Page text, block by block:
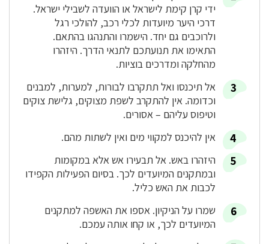
ידי קרן קימת לישראל או הוועדה לשבילי ישראל.
דרכי היער מיועדות לכלי רכב, להולכי רגל
ולרוכבים גם יחד. הישמרו והתנהגו בהתאם.
התאימו את תנועתכם לתנאי הדרך. היזהרו
מהחלקה ומדרכים בוציות.
אל תיכנסו ואל תתקרבו לבורות, למערות, למבנים
וכדומה. אין להתקרב לשפת מצוקים, גלישת צוקים
וטיפוס עליהם – אסורים.
אין להיכנס למקווי מים ואין לשתות מהם.
היזהרו באש. אל תבעירו אש אלא במקומות
ובמתקנים המיועדים לכך. בסיום הפעילות הקפידו
לכבות את האש כליל.
שמרו על הניקיון. אספו את האשפה למתקנים
המיועדים לכך, או קחו אותה עמכם.